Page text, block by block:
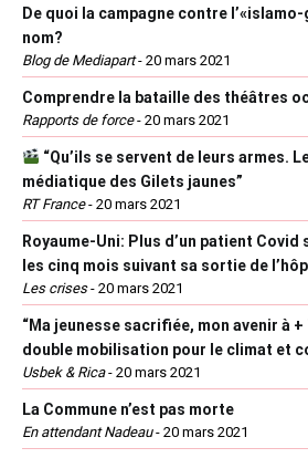
De quoi la campagne contre
nom?
Blog de Mediapart- 20 mars 2021
Comprendre la bataille des théâtres
Rapports de force- 20 mars 2021
“Qu’ils se servent de leurs armes.
médiatique des Gilets jaunes”
RT France- 20 mars 2021
Royaume-Uni: Plus d’un patient
les cinq mois suivant sa sortie de
Les crises- 20 mars 2021
“Ma jeunesse sacrifiée, mon avenir à +
double mobilisation pour le climat et
Usbek & Rica- 20 mars 2021
La Commune n’est pas morte
En attendant Nadeau- 20 mars 2021